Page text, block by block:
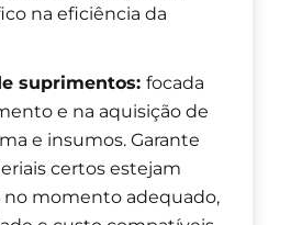
na eficiência da
suprimentos:focada
e na aquisição de
e insumos. Garante
certos estejam
no momento adequado,